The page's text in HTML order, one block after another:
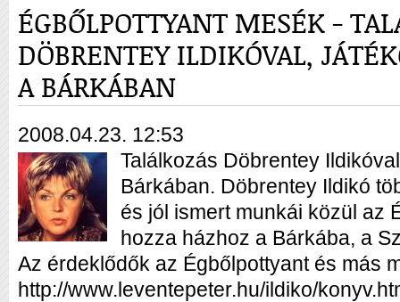
ÉGBŐLPOTTYANT MESÉK -
DÖBRENTEY ILDIKÓVAL,
A BÁRKÁBAN
2008.04.23. 12:53
Találkozás Döbrentey
Bárkában. Döbrentey Ildikó
és jól ismert munkái közül az
hozza házhoz a Bárkába, a
Az érdeklődők az Égbőlpottyant és más
http://www.leventepeter.hu/ildiko/